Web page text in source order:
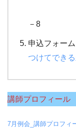
香川
－8
申込フォー
つけてでき
講師プロフィール
7月例会_講師プロフィ